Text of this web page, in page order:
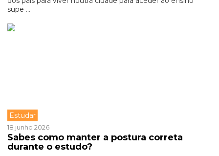
supe ...
Estudar
18 junho 2026
Sabes como manter a postura correta
durante o estudo?